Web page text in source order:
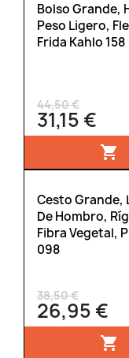
Bolso Grande,
Peso Ligero,
Frida Kahlo 158
44,50 €
31,15 €

Cesto Grande,
De Hombro,
Fibra Vegetal,
098
38,50 €
26,95 €
